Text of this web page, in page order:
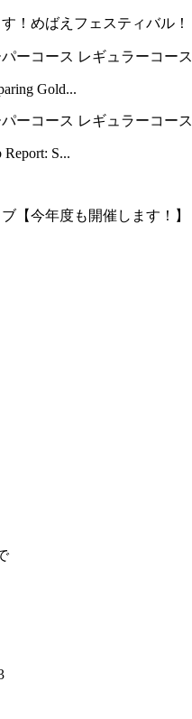
！めばえフェスティバル！
ーコース レギュラーコース
Gold...
ーコース レギュラーコース
S...
【今年度も開催します！】